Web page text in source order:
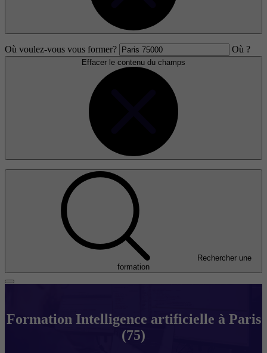
Où voulez-vous vous former? Où ?
Effacer le contenu du champs
Rechercher une
formation
Formation Intelligence artificielle à Paris
(75)